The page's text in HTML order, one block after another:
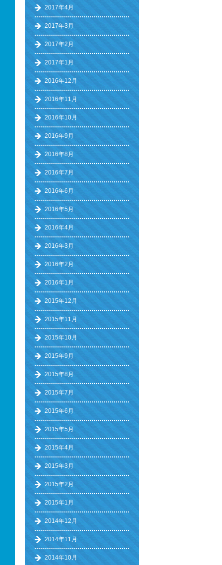
2017年4月
2017年3月
2017年2月
2017年1月
2016年12月
2016年11月
2016年10月
2016年9月
2016年8月
2016年7月
2016年6月
2016年5月
2016年4月
2016年3月
2016年2月
2016年1月
2015年12月
2015年11月
2015年10月
2015年9月
2015年8月
2015年7月
2015年6月
2015年5月
2015年4月
2015年3月
2015年2月
2015年1月
2014年12月
2014年11月
2014年10月